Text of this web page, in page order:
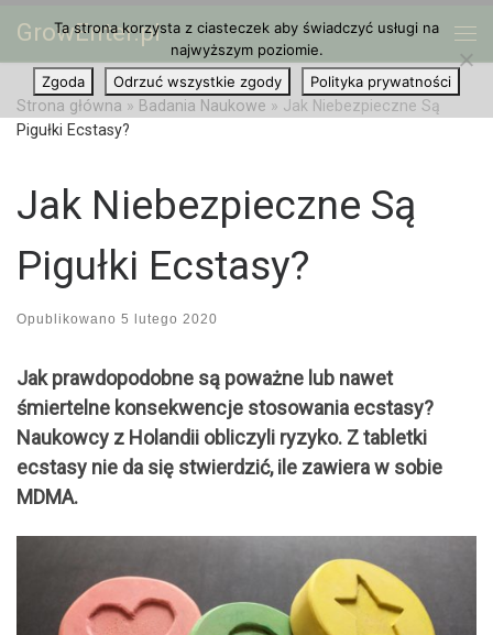
Przejdź do treści
GrowEnter.pl
Strona główna » Badania Naukowe » Jak Niebezpieczne Są
Pigułki Ecstasy?
Jak Niebezpieczne Są
Pigułki Ecstasy?
Opublikowano 5 lutego 2020
Jak prawdopodobne są poważne lub nawet
śmiertelne konsekwencje stosowania ecstasy?
Naukowcy z Holandii obliczyli ryzyko. Z tabletki
ecstasy nie da się stwierdzić, ile zawiera w sobie
MDMA.
Ta strona korzysta z ciasteczek aby świadczyć usługi na
najwyższym poziomie.
Zgoda
Odrzuć wszystkie zgody Polityka prywatności